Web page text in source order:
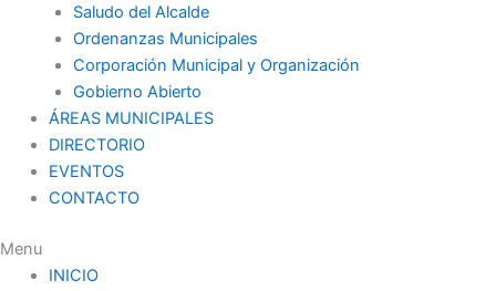
Saludo del Alcalde
Ordenanzas Municipales
Corporación Municipal y Organización
Gobierno Abierto
ÁREAS MUNICIPALES
DIRECTORIO
EVENTOS
CONTACTO
Menu
INICIO